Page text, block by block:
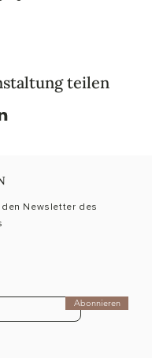
teilen
Newsletter des
Abonnieren